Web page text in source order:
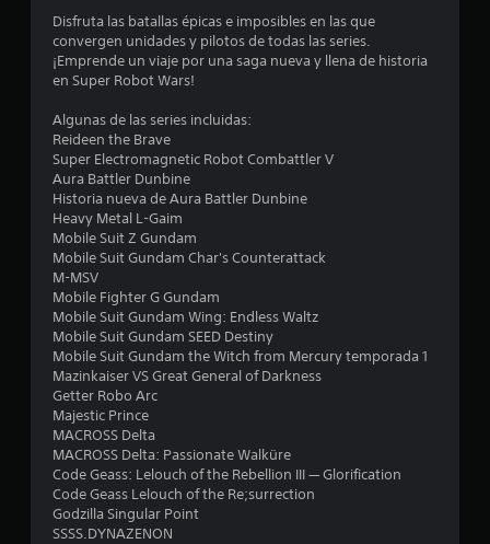
s
o
t
Disfruta las batallas épicas e imposibles en las que
convergen unidades y pilotos de todas las series.
¡Emprende un viaje por una saga nueva y llena de historia
en Super Robot Wars!
Algunas de las series incluidas:
Reideen the Brave
Super Electromagnetic Robot Combattler V
Aura Battler Dunbine
Historia nueva de Aura Battler Dunbine
Heavy Metal L-Gaim
Mobile Suit Z Gundam
Mobile Suit Gundam Char's Counterattack
M-MSV
Mobile Fighter G Gundam
Mobile Suit Gundam Wing: Endless Waltz
Mobile Suit Gundam SEED Destiny
Mobile Suit Gundam the Witch from Mercury temporada 1
Mazinkaiser VS Great General of Darkness
Getter Robo Arc
Majestic Prince
MACROSS Delta
MACROSS Delta: Passionate Walküre
Code Geass: Lelouch of the Rebellion III — Glorification
Code Geass Lelouch of the Re;surrection
Godzilla Singular Point
SSSS.DYNAZENON